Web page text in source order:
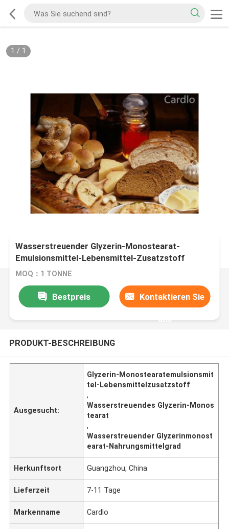
1 / 1
Wasserstreuender Glyzerin-Monostearat-
Emulsionsmittel-Lebensmittel-Zusatzstoff
MOQ：1 TONNE
Bestpreis Kontaktieren Sie
uns
PRODUKT-BESCHREIBUNG
Ausgesucht:
Glyzerin-Monostearatemulsionsmit
tel-Lebensmittelzusatzstoff
,
Wasserstreuendes Glyzerin-Monos
tearat
,
Wasserstreuender Glyzerinmonost
earat-Nahrungsmittelgrad
Herkunftsort Guangzhou, China
Lieferzeit 7-11 Tage
Markenname Cardlo